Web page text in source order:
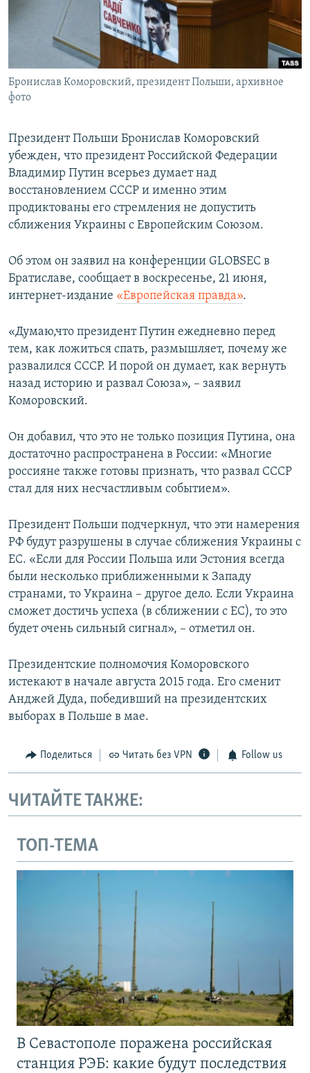
ПОБЕДИТЕЛЕЙ НЕ СУДЯТ?
КРЫМ.НЕПОКОРЕННЫЙ
УКРАИНСКАЯ ПРОБЛЕМА КРЫМА
ПРИСОЕДИНЯЙТЕСЬ!
Бронислав Коморовский, президент Польши, архивное
фото
Президент Польши Бронислав Коморовский
убежден, что президент Российской Федерации
Владимир Путин всерьез думает над
восстановлением СССР и именно этим
продиктованы его стремления не допустить
сближения Украины с Европейским Союзом.
Об этом он заявил на конференции GLOBSEC в
Братиславе, сообщает в воскресенье, 21 июня,
интернет-издание «Европейская правда».
«Думаю,что президент Путин ежедневно перед
тем, как ложиться спать, размышляет, почему же
развалился СССР. И порой он думает, как вернуть
назад историю и развал Союза», – заявил
Коморовский.
Он добавил, что это не только позиция Путина, она
достаточно распространена в России: «Многие
россияне также готовы признать, что развал СССР
стал для них несчастливым событием».
Президент Польши подчеркнул, что эти намерения
РФ будут разрушены в случае сближения Украины с
ЕС. «Если для России Польша или Эстония всегда
были несколько приближенными к Западу
странами, то Украина – другое дело. Если Украина
сможет достичь успеха (в сближении с ЕС), то это
будет очень сильный сигнал», – отметил он.
Президентские полномочия Коморовского
истекают в начале августа 2015 года. Его сменит
Анджей Дуда, победивший на президентских
выборах в Польше в мае.
Поделиться Читать без VPN Follow us
ЧИТАЙТЕ ТАКЖЕ:
ТОП-ТЕМА
В Севастополе поражена российская
станция РЭБ: какие будут последствия